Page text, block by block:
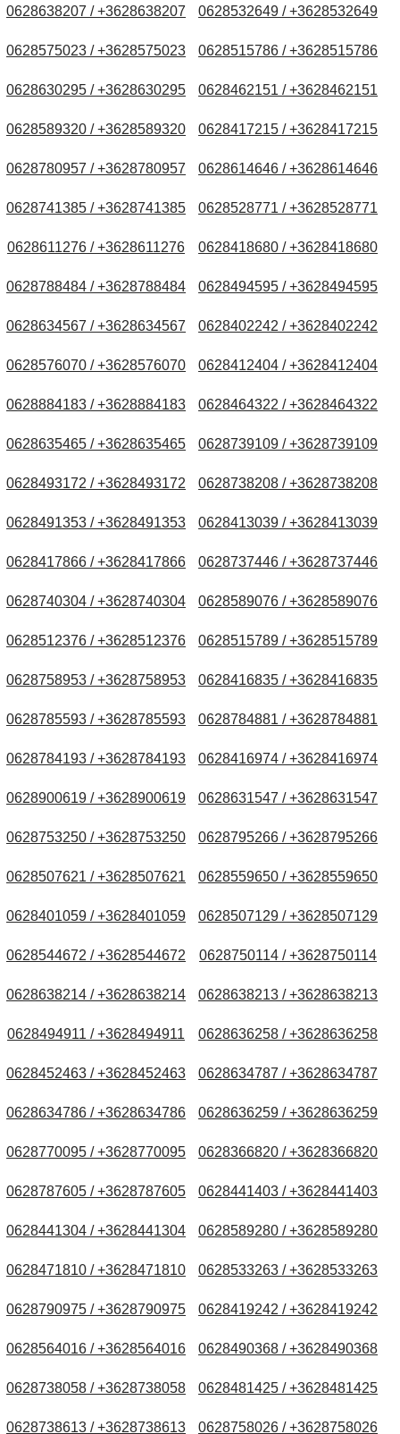
0628638207 / +3628638207 0628532649 / +3628532649
0628575023 / +3628575023 0628515786 / +3628515786
0628630295 / +3628630295 0628462151 / +3628462151
0628589320 / +3628589320 0628417215 / +3628417215
0628780957 / +3628780957 0628614646 / +3628614646
0628741385 / +3628741385 0628528771 / +3628528771
0628611276 / +3628611276 0628418680 / +3628418680
0628788484 / +3628788484 0628494595 / +3628494595
0628634567 / +3628634567 0628402242 / +3628402242
0628576070 / +3628576070 0628412404 / +3628412404
0628884183 / +3628884183 0628464322 / +3628464322
0628635465 / +3628635465 0628739109 / +3628739109
0628493172 / +3628493172 0628738208 / +3628738208
0628491353 / +3628491353 0628413039 / +3628413039
0628417866 / +3628417866 0628737446 / +3628737446
0628740304 / +3628740304 0628589076 / +3628589076
0628512376 / +3628512376 0628515789 / +3628515789
0628758953 / +3628758953 0628416835 / +3628416835
0628785593 / +3628785593 0628784881 / +3628784881
0628784193 / +3628784193 0628416974 / +3628416974
0628900619 / +3628900619 0628631547 / +3628631547
0628753250 / +3628753250 0628795266 / +3628795266
0628507621 / +3628507621 0628559650 / +3628559650
0628401059 / +3628401059 0628507129 / +3628507129
0628544672 / +3628544672 0628750114 / +3628750114
0628638214 / +3628638214 0628638213 / +3628638213
0628494911 / +3628494911 0628636258 / +3628636258
0628452463 / +3628452463 0628634787 / +3628634787
0628634786 / +3628634786 0628636259 / +3628636259
0628770095 / +3628770095 0628366820 / +3628366820
0628787605 / +3628787605 0628441403 / +3628441403
0628441304 / +3628441304 0628589280 / +3628589280
0628471810 / +3628471810 0628533263 / +3628533263
0628790975 / +3628790975 0628419242 / +3628419242
0628564016 / +3628564016 0628490368 / +3628490368
0628738058 / +3628738058 0628481425 / +3628481425
0628738613 / +3628738613 0628758026 / +3628758026